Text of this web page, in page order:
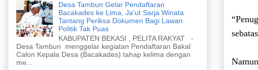
Desa Tambun Gelar Pendaftaran
Bacakades ke Lima, Ja'ut Sarja Winata
Tantang Periksa Dokumen Bagi Lawan
Politik Tak Puas
KABUPATEN BEKASI , PELITA RAKYAT -
Desa Tambun menggelar kegiatan Pendaftaran Bakal
Calon Kepala Desa (Bacakades) tahap kelima dengan
me...